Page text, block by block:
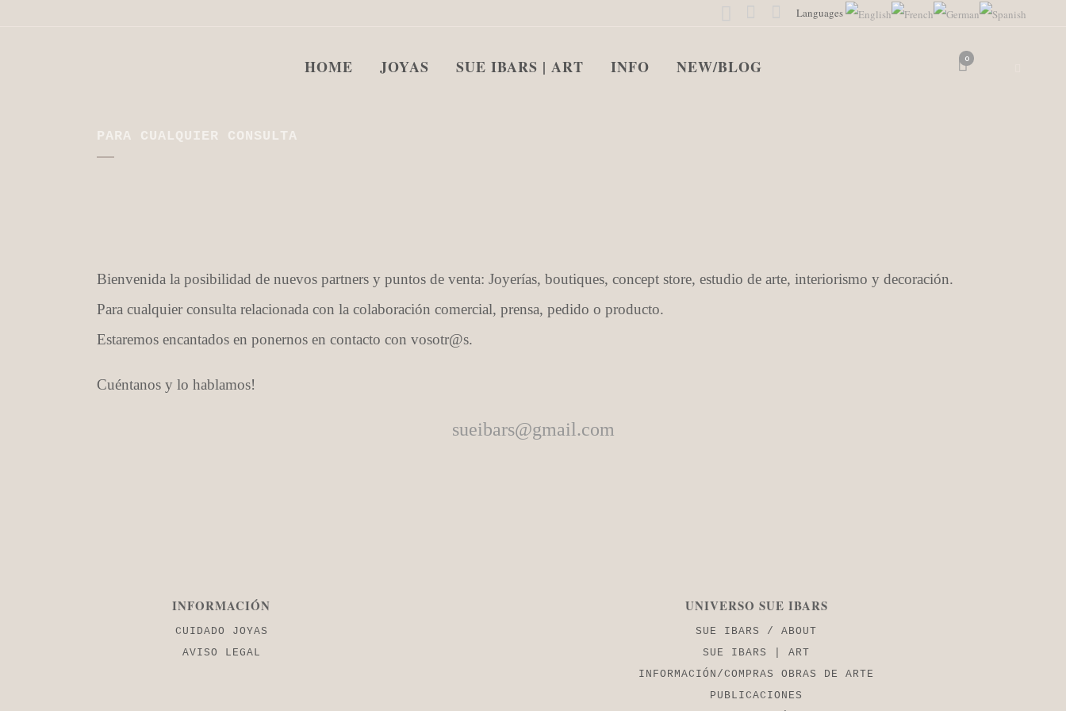
Languages
0
HOME JOYAS SUE IBARS | ART INFO NEW/BLOG
PARA CUALQUIER CONSULTA
Bienvenida la posibilidad de nuevos partners y puntos de venta: Joyerías, boutiques, concept store, estudio de arte, interiorismo y decoración.
Para cualquier consulta relacionada con la colaboración comercial, prensa, pedido o producto.
Estaremos encantados en ponernos en contacto con vosotr@s.
Cuéntanos y lo hablamos!
sueibars@gmail.com
INFORMACIÓN
CUIDADO JOYAS
AVISO LEGAL
UNIVERSO SUE IBARS
SUE IBARS / ABOUT
SUE IBARS | ART
INFORMACIÓN/COMPRAS OBRAS DE ARTE
PUBLICACIONES